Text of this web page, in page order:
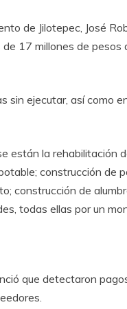
de Jilotepec, José
17 millones de pesos
sin ejecutar, así como
están la rehabilitación
construcción de
construcción de
todas ellas por un
que detectaron